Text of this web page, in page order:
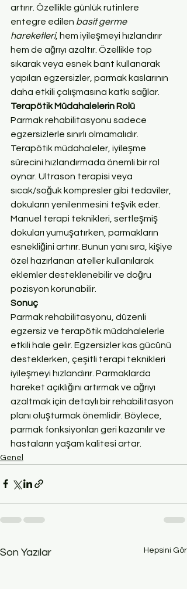
artırır. Özellikle günlük rutinlere
entegre edilen basit germe
hareketleri, hem iyileşmeyi hızlandırır
hem de ağrıyı azaltır. Özellikle top
sıkarak veya esnek bant kullanarak
yapılan egzersizler, parmak kaslarının
daha etkili çalışmasına katkı sağlar.
Terapötik Müdahalelerin Rolü
Parmak rehabilitasyonu sadece
egzersizlerle sınırlı olmamalıdır.
Terapötik müdahaleler, iyileşme
sürecini hızlandırmada önemli bir rol
oynar. Ultrason terapisi veya
sıcak/soğuk kompresler gibi tedaviler,
dokuların yenilenmesini teşvik eder.
Manuel terapi teknikleri, sertleşmiş
dokuları yumuşatırken, parmakların
esnekliğini artırır. Bunun yanı sıra, kişiye
özel hazırlanan ateller kullanılarak
eklemler desteklenebilir ve doğru
pozisyon korunabilir.
Sonuç
Parmak rehabilitasyonu, düzenli
egzersiz ve terapötik müdahalelerle
etkili hale gelir. Egzersizler kas gücünü
desteklerken, çeşitli terapi teknikleri
iyileşmeyi hızlandırır. Parmaklarda
hareket açıklığını artırmak ve ağrıyı
azaltmak için detaylı bir rehabilitasyon
planı oluşturmak önemlidir. Böylece,
parmak fonksiyonları geri kazanılır ve
hastaların yaşam kalitesi artar.
Genel
Son Yazılar Hepsini Gör